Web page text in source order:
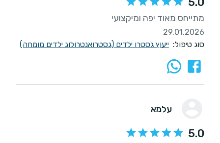
מתייחס מאוד יפה ומיקצועי
29.01.2026
סוג טיפול: ייעוץ גסטרו ילדים (גסטרואנטרולוג ילדים מומחה)
עלמא
5.0